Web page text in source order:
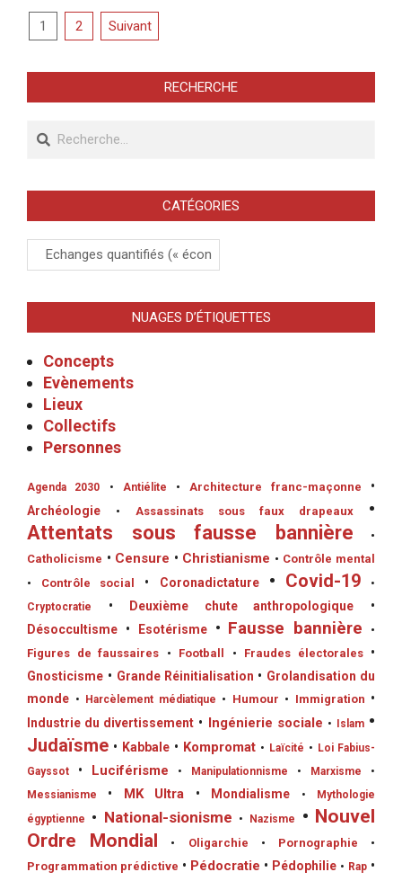
Pagination
1 2 Suivant
RECHERCHE
Recherche
CATÉGORIES
Catégories
NUAGES D’ÉTIQUETTES
Concepts
Evènements
Lieux
Collectifs
Personnes
Agenda 2030 • Antiélite • Architecture franc-maçonne
•
Archéologie
• Assassinats sous faux drapeaux
•
Attentats sous fausse bannière
•
Catholicisme • Censure • Christianisme • Contrôle mental
•
Contrôle social • Coronadictature • Covid-19
•
Cryptocratie
• Deuxième chute anthropologique
•
Désoccultisme
• Esotérisme • Fausse bannière
•
Figures de faussaires
• Football • Fraudes électorales
•
Gnosticisme • Grande Réinitialisation • Grolandisation du
monde • Harcèlement médiatique • Humour • Immigration •
Industrie du divertissement • Ingénierie sociale • Islam •
Judaïsme • Kabbale • Kompromat • Laïcité • Loi Fabius-
Gayssot
• Luciférisme • Manipulationnisme • Marxisme
•
Messianisme
• MK Ultra • Mondialisme •
Mythologie
égyptienne
• National-sionisme • Nazisme • Nouvel
Ordre Mondial
• Oligarchie • Pornographie
•
Programmation prédictive • Pédocratie • Pédophilie • Rap •